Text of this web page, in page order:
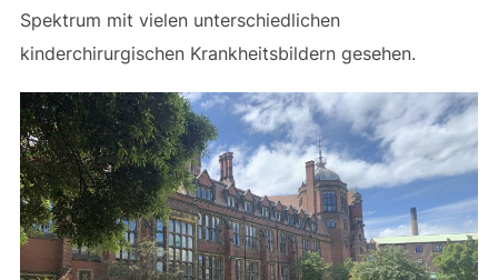
Spektrum mit vielen unterschiedlichen
kinderchirurgischen Krankheitsbildern gesehen.